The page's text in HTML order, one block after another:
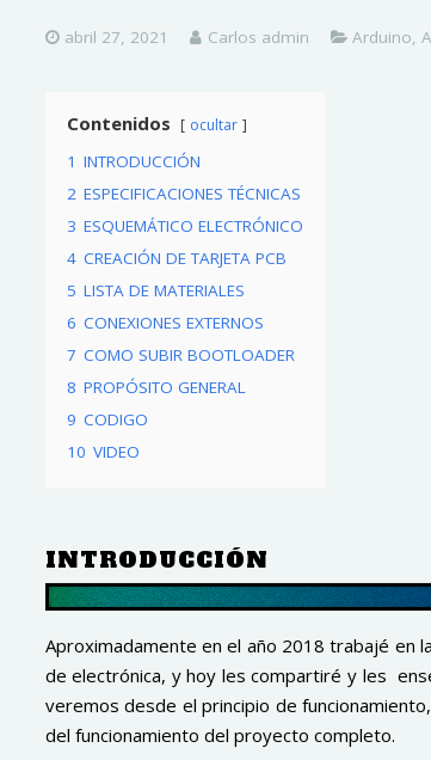
abril 27, 2021 Carlos admin Arduino,
Contenidos ocultar
1 INTRODUCCIÓN
2 ESPECIFICACIONES TÉCNICAS
3 ESQUEMÁTICO ELECTRÓNICO
4 CREACIÓN DE TARJETA PCB
5 LISTA DE MATERIALES
6 CONEXIONES EXTERNOS
7 COMO SUBIR BOOTLOADER
8 PROPÓSITO GENERAL
9 CODIGO
10 VIDEO
INTRODUCCIÓN
Aproximadamente en el año 2018 trabajé en
de electrónica, y hoy les compartiré y les
veremos desde el principio de
del funcionamiento del proyecto completo.